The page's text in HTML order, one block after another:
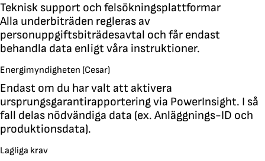
Teknisk support och felsökningsplattformar
Alla underbiträden regleras av
personuppgiftsbiträdesavtal och får endast
behandla data enligt våra instruktioner.
Energimyndigheten (Cesar)
Endast om du har valt att aktivera
ursprungsgarantirapportering via PowerInsight. I så
fall delas nödvändiga data (ex. Anläggnings-ID och
produktionsdata).
Lagliga krav